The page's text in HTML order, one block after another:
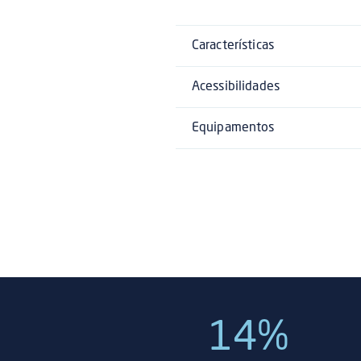
Características
Acessibilidades
Equipamentos
14%